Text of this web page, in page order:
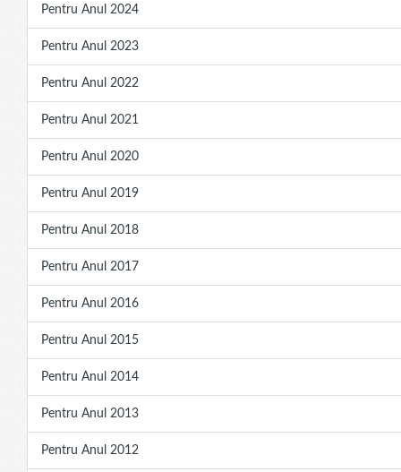
Pentru Anul 2024
Pentru Anul 2023
Pentru Anul 2022
Pentru Anul 2021
Pentru Anul 2020
Pentru Anul 2019
Pentru Anul 2018
Pentru Anul 2017
Pentru Anul 2016
Pentru Anul 2015
Pentru Anul 2014
Pentru Anul 2013
Pentru Anul 2012